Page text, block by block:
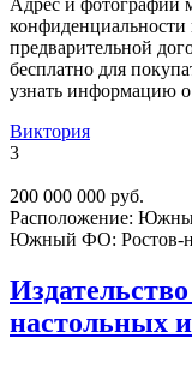
предварительной
бесплатно для
узнать информацию о
Виктория
3
200 000 000 руб.
Расположение:
Южный ФО: Ростов-
настольных